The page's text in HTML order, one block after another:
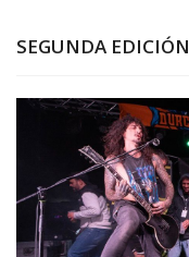
SEGUNDA EDICIÓN